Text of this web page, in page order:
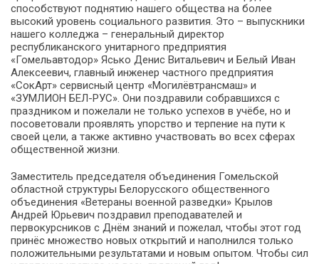
способствуют поднятию нашего общества на более
высокий уровень социального развития. Это – выпускники
нашего колледжа – генеральный директор
республиканского унитарного предприятия
«Гомельавтодор» Ясько Денис Витальевич и Белый Иван
Алексеевич, главный инженер частного предприятия
«СокАрт» сервисный центр «Могилёвтрансмаш» и
«ЗУМЛИОН БЕЛ-РУС». Они поздравили собравшихся с
праздником и пожелали не только успехов в учёбе, но и
посоветовали проявлять упорство и терпение на пути к
своей цели, а также активно участвовать во всех сферах
общественной жизни.
Заместитель председателя объединения Гомельской
областной структуры Белорусского общественного
объединения «Ветераны военной разведки» Крылов
Андрей Юрьевич поздравил преподавателей и
первокурсников с Днём знаний и пожелал, чтобы этот год
принёс множество новых открытий и наполнился только
положительными результатами и новым опытом. Чтобы сил